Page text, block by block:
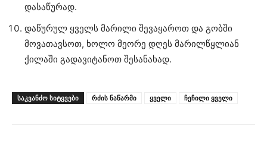
დასაწურად.
დაწურულ ყველს მარილი შევაყაროთ და გობში
მოვათავსოთ, ხოლო მეორე დღეს მარილწყლიან
ქილაში გადავიტანოთ შესანახად.
ᲡᲐᲙᲕᲐᲜᲫᲝ ᲡᲘᲢᲧᲕᲔᲑᲘ რძის ნაწარმი ყველი ჩეჩილი ყველი